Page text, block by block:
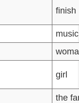
finish
music
girl
the